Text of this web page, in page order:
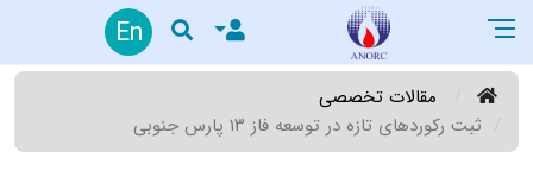
En
مقالات تخصصی
ثبت رکوردهای تازه در توسعه فاز ١٣ پارس جنوبی